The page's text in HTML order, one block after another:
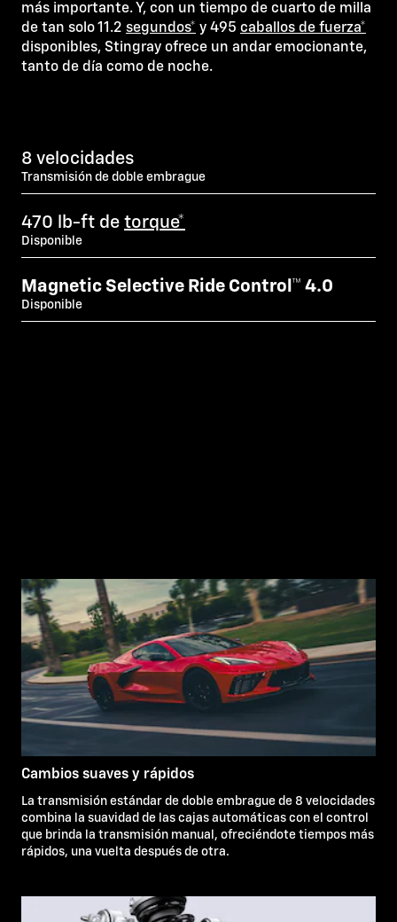
más importante. Y, con un tiempo de cuarto de milla
de tan solo 11.2 segundos* y 495 caballos de fuerza*
disponibles, Stingray ofrece un andar emocionante,
tanto de día como de noche.
8 velocidades
Transmisión de doble embrague
470 lb-ft de torque*
Disponible
Magnetic Selective Ride Control™ 4.0
Disponible
Cambios suaves y rápidos
La transmisión estándar de doble embrague de 8 velocidades
combina la suavidad de las cajas automáticas con el control
que brinda la transmisión manual, ofreciéndote tiempos más
rápidos, una vuelta después de otra.